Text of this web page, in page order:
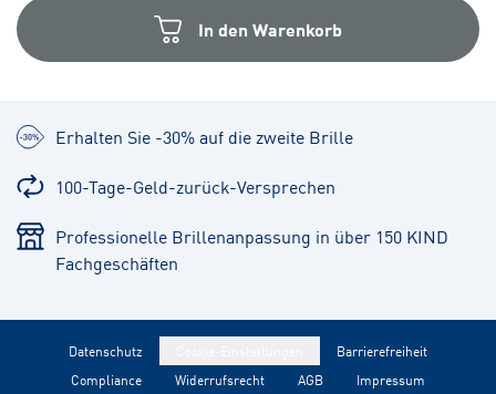
In den Warenkorb
Erhalten Sie -30% auf die zweite Brille
100-Tage-Geld-zurück-Versprechen
Professionelle Brillenanpassung in über 150 KIND
Fachgeschäften
Datenschutz
Barrierefreiheit
Compliance
Widerrufsrecht AGB Impressum